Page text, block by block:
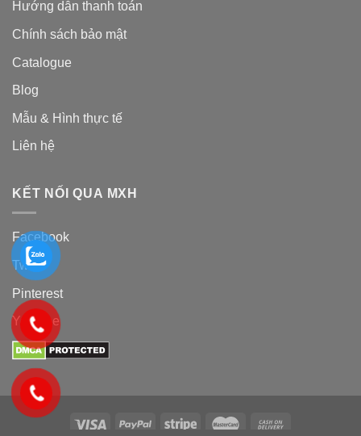
Hướng dẫn thanh toán
Chính sách bảo mật
Catalogue
Blog
Mẫu & Hình thực tế
Liên hệ
KẾT NỐI QUA MXH
Facebook
Twiter
Pinterest
Youtube